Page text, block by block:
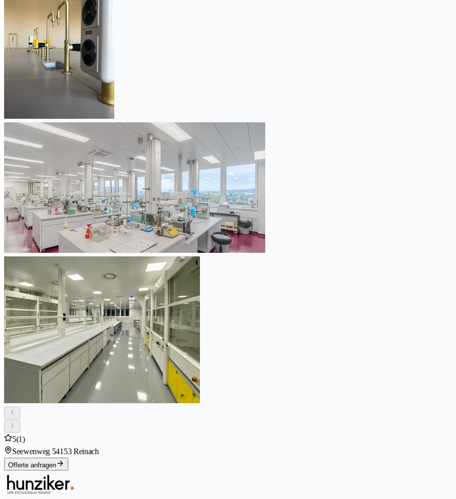
5(1)
Seewenweg 54153 Reinach
Offerte anfragen